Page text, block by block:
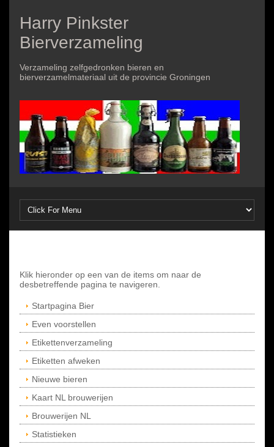
Harry Pinkster
Bierverzameling
Verzameling zelfgedronken bieren en
bierverzamelmateriaal uit de provincie Groningen
Klik hieronder op een van de items om naar de
desbetreffende pagina te navigeren.
Startpagina Bier
Even voorstellen
Etikettenverzameling
Etiketten afweken
Nieuwe bieren
Kaart NL brouwerijen
Brouwerijen NL
Statistieken